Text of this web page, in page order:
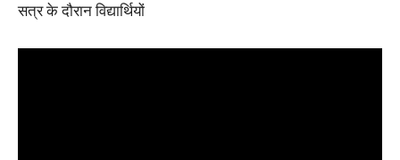
सत्र के दौरान विद्यार्थियों